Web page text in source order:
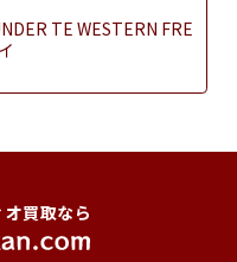
TE WESTERN FRE
買取なら